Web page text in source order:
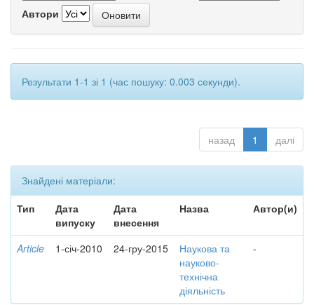
Автори
Результати 1-1 зі 1 (час пошуку: 0.003 секунди).
назад 1 далі
Знайдені матеріали:
Тип
Дата
випуску
Дата
внесення
Назва Автор(и)
Article 1-січ-2010 24-гру-2015
Наукова та
науково-
технічна
діяльність
-